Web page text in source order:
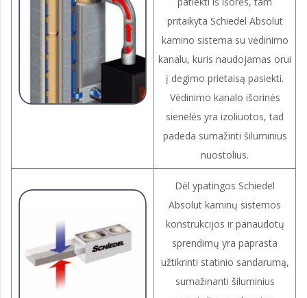
pritaikyta Schiedel Absolut
kamino sistema su vėdinimo
kanalu, kuris naudojamas orui
į degimo prietaisą pasiekti.
Vėdinimo kanalo išorinės
sienelės yra izoliuotos, tad
padeda sumažinti šiluminius
nuostolius.
Dėl ypatingos Schiedel
Absolut kaminų sistemos
konstrukcijos ir panaudotų
sprendimų yra paprasta
užtikrinti statinio sandarumą,
sumažinanti šiluminius